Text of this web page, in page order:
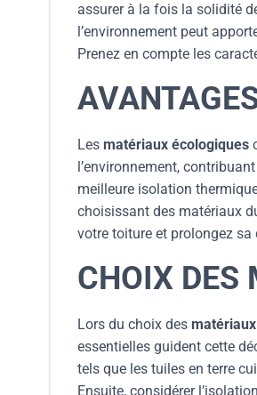
assurer à la fois la solidité
l’environnement peut
Prenez en compte les
Les matériaux écologiques
l’environnement,
meilleure isolation
choisissant des matériaux
votre toiture et prolongez
CHOIX DES
Lors du choix des matériaux
essentielles guident cette
tels que les tuiles en terre
Ensuite, considérer